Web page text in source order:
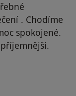
. Chodíme
spokojené.